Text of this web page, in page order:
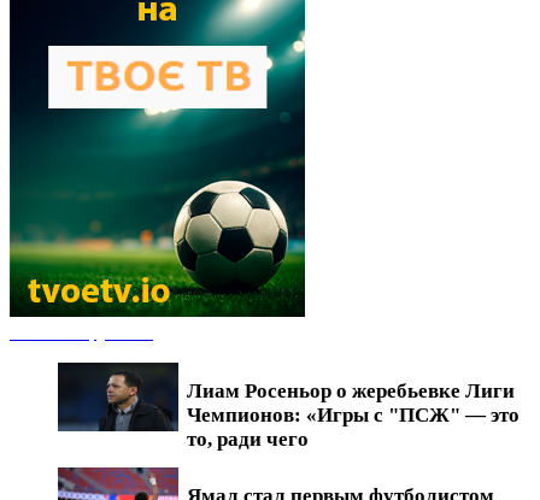
Лиам Росеньор о жеребьевке Лиги
Чемпионов: «Игры с "ПСЖ" — это
то, ради чего
Ямал стал первым футболистом